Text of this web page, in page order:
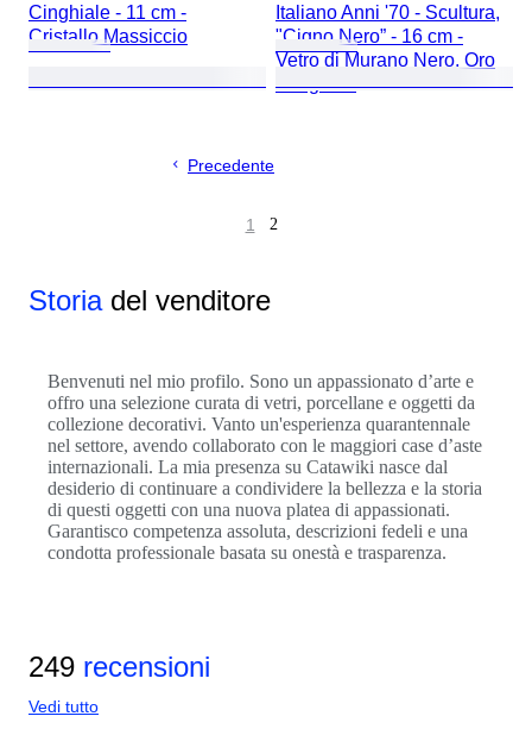
Cinghiale - 11 cm -
Cristallo Massiccio
Italiano Anni '70 - Scultura,
"Cigno Nero” - 16 cm -
Vetro di Murano Nero, Oro
e Argento
Precedente
1 2
Storiadel venditore
Benvenuti nel mio profilo. Sono un appassionato d’arte e
offro una selezione curata di vetri, porcellane e oggetti da
collezione decorativi. Vanto un'esperienza quarantennale
nel settore, avendo collaborato con le maggiori case d’aste
internazionali. La mia presenza su Catawiki nasce dal
desiderio di continuare a condividere la bellezza e la storia
di questi oggetti con una nuova platea di appassionati.
Garantisco competenza assoluta, descrizioni fedeli e una
condotta professionale basata su onestà e trasparenza.
249 recensioni
Vedi tutto